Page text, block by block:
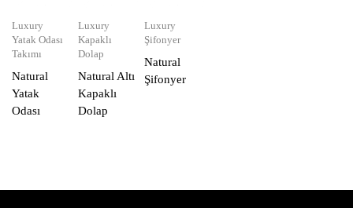
Luxury
Yatak Odası
Takımı
Natural
Yatak
Odası
Luxury
Kapaklı
Dolap
Natural Altı
Kapaklı
Dolap
Luxury
Şifonyer
Natural
Şifonyer